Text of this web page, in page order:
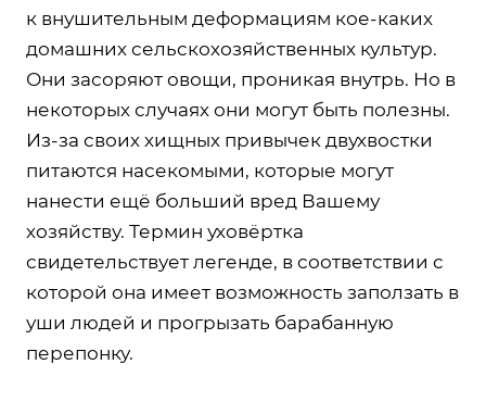
к внушительным деформациям кое-каких
домашних сельскохозяйственных культур.
Они засоряют овощи, проникая внутрь. Но в
некоторых случаях они могут быть полезны.
Из-за своих хищных привычек двухвостки
питаются насекомыми, которые могут
нанести ещё больший вред Вашему
хозяйству. Термин уховёртка
свидетельствует легенде, в соответствии с
которой она имеет возможность заползать в
уши людей и прогрызать барабанную
перепонку.